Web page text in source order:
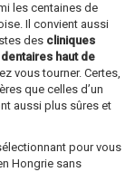
les centaines de
Il convient aussi
des cliniques
haut de
vous tourner. Certes,
que celles d’un
aussi plus sûres et
pour vous
Hongrie sans